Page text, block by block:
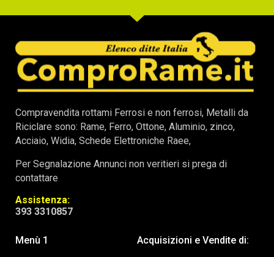
Compravendita rottami Ferrosi e non ferrosi, Metalli da
Riciclare sono: Rame, Ferro, Ottone, Aluminio, zinco,
Acciaio, Widia, Schede Elettroniche Raee,
Per Segnalazione Annunci non veritieri si prega di
contattare
Assistenza:
393 3310857
Menù 1
Acquisizioni e Vendite di: